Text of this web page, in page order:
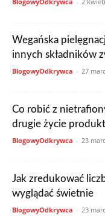
Wegańska
innych składników
BlogowyOdkrywca - 27
Co robić z
drugie życie
BlogowyOdkrywca - 23
Jak zredukować
wyglądać świetnie
BlogowyOdkrywca - 23